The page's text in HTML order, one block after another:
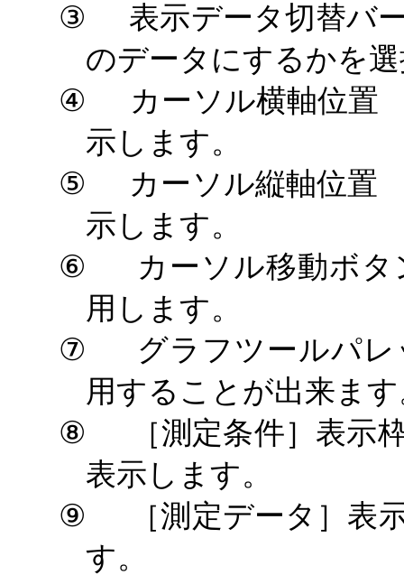
③
表示データ切替バ
のデータにするかを
④
カーソル横軸位
示します。
⑤
カーソル縦軸位
示します。
⑥
カーソル移動ボ
用します。
⑦
グラフツールパ
用することが出来ま
⑧
［測定条件］表
表示します。
⑨
［測定データ］
す。